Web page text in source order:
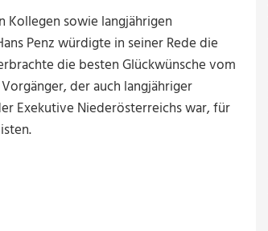
Kollegen sowie langjährigen
Penz würdigte in seiner Rede die
die besten Glückwünsche vom
der auch langjähriger
Exekutive Niederösterreichs war, für